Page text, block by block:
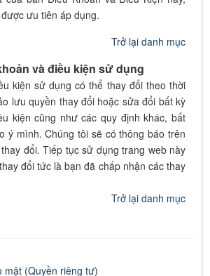
ưu tiên áp dụng.
Trở lại danh mục
và điều kiện sử dụng
kiện sử dụng có thể thay đổi theo thời
lưu quyền thay đổi hoặc sửa đổi bất kỳ
kiện cũng như các quy định khác, bất
ý mình. Chúng tôi sẽ có thông báo trên
đổi. Tiếp tục sử dụng trang web này
đổi tức là bạn đã chấp nhận các thay
Trở lại danh mục
mật (Quyền riêng tư)